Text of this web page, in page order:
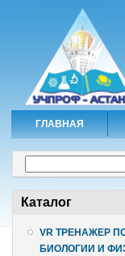
ГЛАВНАЯ
Каталог
VR ТРЕНАЖЕР
БИОЛОГИИ И